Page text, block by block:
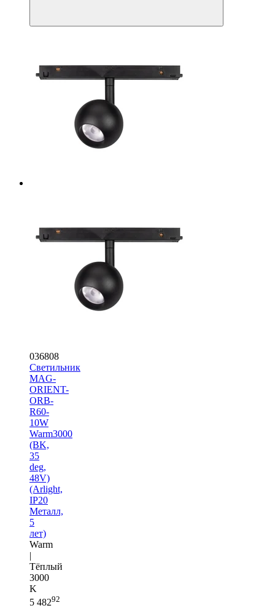
036808
Светильник
MAG-
ORIENT-
ORB-
R60-
10W
Warm3000
(BK,
35
deg,
48V)
(Arlight,
IP20
Металл,
5
лет)
Warm
|
Тёплый
3000
K
5 48292